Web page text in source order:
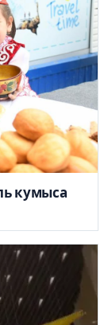
кумыса